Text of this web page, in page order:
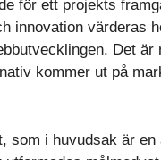
för ett projekts
innovation värderas
Det
kommer ut på
som i huvudsak är